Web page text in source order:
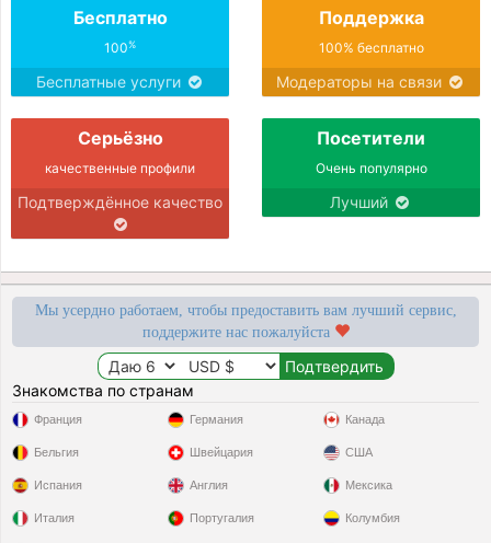
Бесплатно
100%
Бесплатные услуги
Поддержка
100% бесплатно
Модераторы на связи
Серьёзно
качественные профили
Подтверждённое качество
Посетители
Очень популярно
Лучший
Мы усердно работаем, чтобы предоставить вам лучший сервис,
поддержите нас пожалуйста
Знакомства по странам
Франция
Бельгия
Испания
Италия
Германия
Швейцария
Англия
Португалия
Канада
США
Мексика
Колумбия